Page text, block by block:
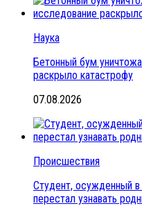
Наука
Бетонный бум
раскрыло катастрофу
07.08.2026
Происшествия
Студент, осужденный
перестал узнавать